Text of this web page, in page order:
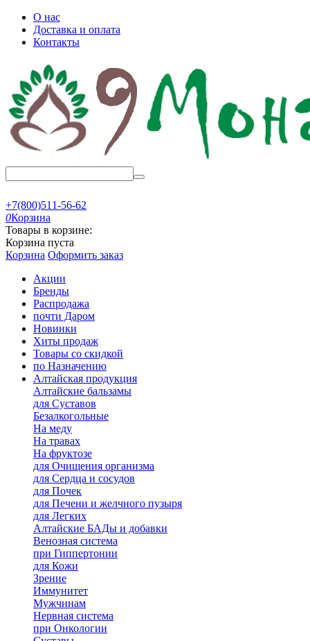
О нас
Доставка и оплата
Контакты
+7(800)511-56-62
0Корзина
Товары в корзине:
Корзина пуста
Корзина Оформить заказ
Акции
Бренды
Распродажа
почти Даром
Новинки
Хиты продаж
Товары со скидкой
по Назначению
Алтайская продукция
Алтайские бальзамы
для Суставов
Безалкогольные
На меду
На травах
На фруктозе
для Очищения организма
для Сердца и сосудов
для Почек
для Печени и желчного пузыря
для Легких
Алтайские БАДы и добавки
Венозная система
при Гиппертонии
для Кожи
Зрение
Иммунитет
Мужчинам
Нервная система
при Онкологии